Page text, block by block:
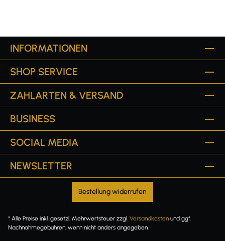
INFORMATIONEN
SHOP SERVICE
ZAHLARTEN & VERSAND
BUSINESS
SOCIAL MEDIA
NEWSLETTER
Bestellung widerrufen
* Alle Preise inkl. gesetzl. Mehrwertsteuer zzgl. Versandkosten und ggf.
Nachnahmegebühren, wenn nicht anders angegeben.